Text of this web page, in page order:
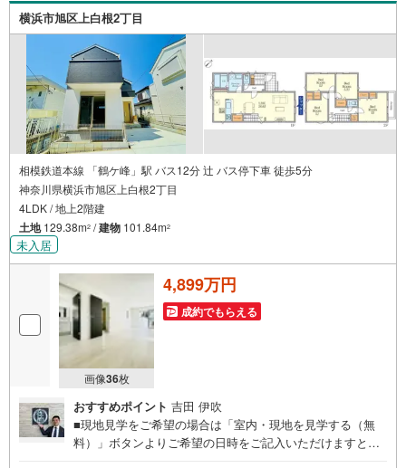
横浜市旭区上白根2丁目
相模鉄道本線 「鶴ケ峰」駅 バス12分 辻 バス停下車 徒歩5分
神奈川県横浜市旭区上白根2丁目
4LDK / 地上2階建
土地129.38m2 /建物 101.84m2
未入居
画像36枚
4,899万円
成約でもらえる
おすすめポイント 吉田 伊吹
■現地見学をご希望の場合は「室内・現地を見学する（無
料）」ボタンよりご希望の日時をご記入いただけますとス